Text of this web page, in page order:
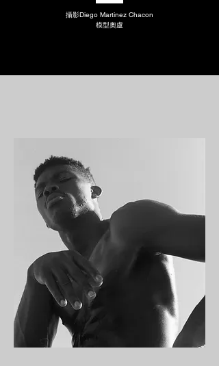
攝影Diego Martinez Chacon
模型奧盧